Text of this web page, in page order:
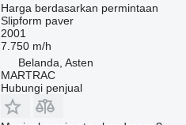
Harga berdasarkan permintaan
Slipform paver
2001
7.750 m/h
Belanda, Asten
MARTRAC
Hubungi penjual